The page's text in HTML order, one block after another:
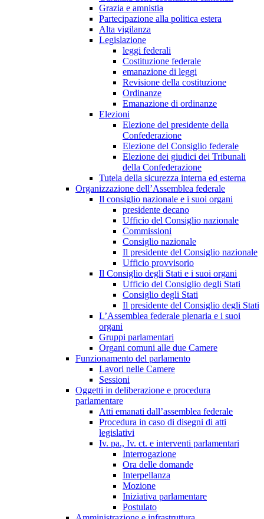
Grazia e amnistia
Partecipazione alla politica estera
Alta vigilanza
Legislazione
leggi federali
Costituzione federale
emanazione di leggi
Revisione della costituzione
Ordinanze
Emanazione di ordinanze
Elezioni
Elezione del presidente della
Confederazione
Elezione del Consiglio federale
Elezione dei giudici dei Tribunali
della Confederazione
Tutela della sicurezza interna ed esterna
Organizzazione dell’Assemblea federale
Il consiglio nazionale e i suoi organi
presidente decano
Ufficio del Consiglio nazionale
Commissioni
Consiglio nazionale
Il presidente del Consiglio nazionale
Ufficio provvisorio
Il Consiglio degli Stati e i suoi organi
Ufficio del Consiglio degli Stati
Consiglio degli Stati
Il presidente del Consiglio degli Stati
L’Assemblea federale plenaria e i suoi
organi
Gruppi parlamentari
Organi comuni alle due Camere
Funzionamento del parlamento
Lavori nelle Camere
Sessioni
Oggetti in deliberazione e procedura
parlamentare
Atti emanati dall’assemblea federale
Procedura in caso di disegni di atti
legislativi
Iv. pa., Iv. ct. e interventi parlamentari
Interrogazione
Ora delle domande
Interpellanza
Mozione
Iniziativa parlamentare
Postulato